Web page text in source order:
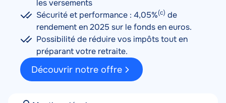
les versements
Sécurité et performance : 4,05%(c) de
rendement en 2025 sur le fonds en euros.
Possibilité de réduire vos impôts tout en
préparant votre retraite.
Découvrir notre offre